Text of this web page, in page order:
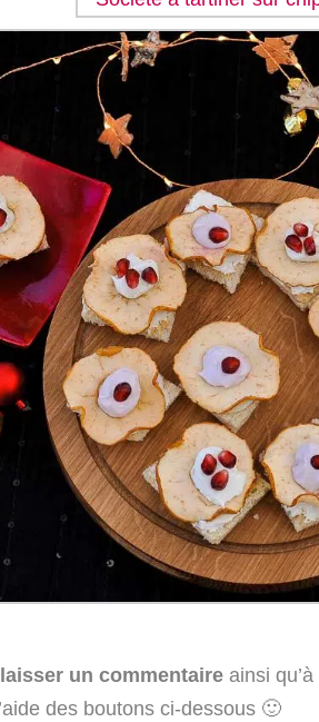
laisser un commentaireainsi qu’à
des boutons ci-dessous 🙂